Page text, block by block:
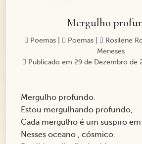
Mergulho
Poemas| Poemas|
Rosilene
Meneses
Publicado em 29 de Dezembro de
Mergulho profundo.
Estou mergulhando profundo,
Cada mergulho é um suspiro
Nesses oceano , cósmico.